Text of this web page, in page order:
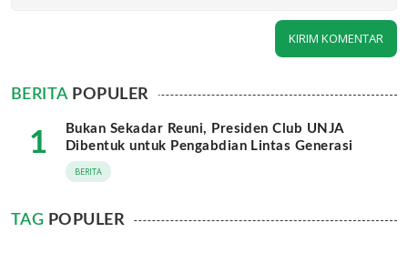
BERITAPOPULER
1
Bukan Sekadar Reuni, Presiden Club UNJA
Dibentuk untuk Pengabdian Lintas Generasi
BERITA
TAG POPULER